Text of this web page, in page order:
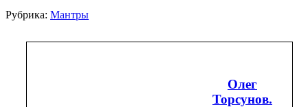
Рубрика: Мантры
Олег
Торсунов.